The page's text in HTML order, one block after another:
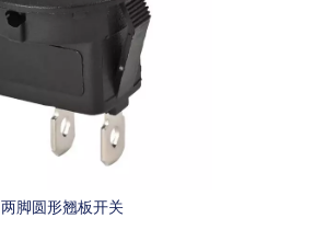
两脚圆形翘板开关